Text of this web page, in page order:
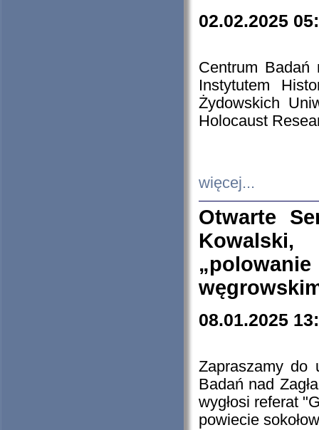
02.02.2025
Centrum Badań
Instytutem
Żydowskich
Holocaust
więcej...
Otwarte
08.01.2025
Zapraszamy do
Badań nad
wygłosi referat
powiecie